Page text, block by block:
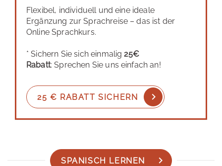
Flexibel, individuell und eine ideale
Ergänzung zur Sprachreise – das ist der
Online Sprachkurs.
* Sichern Sie sich einmalig25€
Rabatt: Sprechen Sie uns einfach an!
25 € RABATT SICHERN
SPANISCH LERNEN